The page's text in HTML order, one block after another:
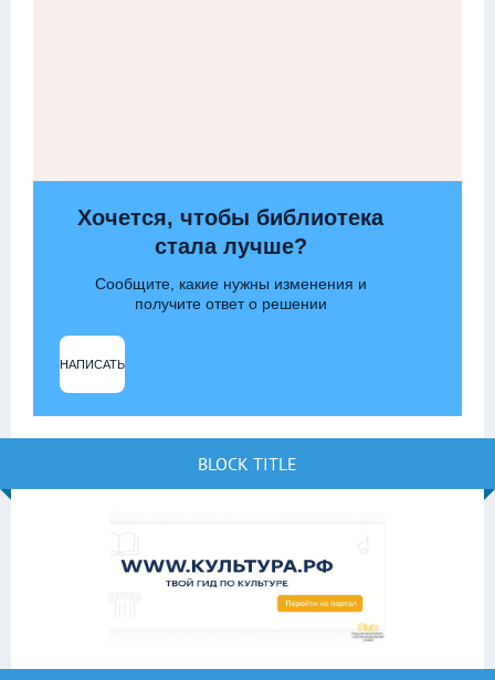
Хочется, чтобы библиотека
стала лучше?
Сообщите, какие нужны изменения и
получите ответ о решении
НАПИСАТЬ
BLOCK TITLE